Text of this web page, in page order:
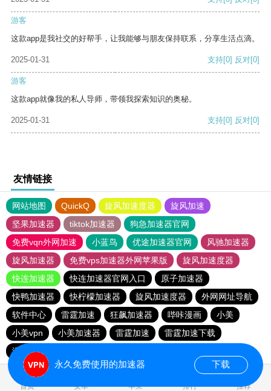
游客
这款app是我社交的好帮手，让我能够与朋友保持联系，分享生活点滴。
2025-01-31 支持[0] 反对[0]
游客
这款app就像我的私人导师，带领我探索知识的奥秘。
2025-01-31 支持[0] 反对[0]
友情链接
网站地图 QuickQ 旋风加速度器
旋风加速
坚果加速器
tiktok加速器
狗急加速器官网
免费vqn外网加速
小蓝鸟 优途加速器官网
风驰加速器
旋风加速器
免费vps加速器外网苹果版
旋风加速度器
快连加速器
快连加速器官网入口
原子加速器
快鸭加速器
快柠檬加速器 旋风加速度器
外网网址导航
软件中心
雷霆加速 狂飙加速器 哔咔漫画
小美
小美vpn
小美加速器 雷霆加速
雷霆加速下载
海鸥加速度
首页 安卓 苹果 排行 推荐
永久免费使用的加速器 下载